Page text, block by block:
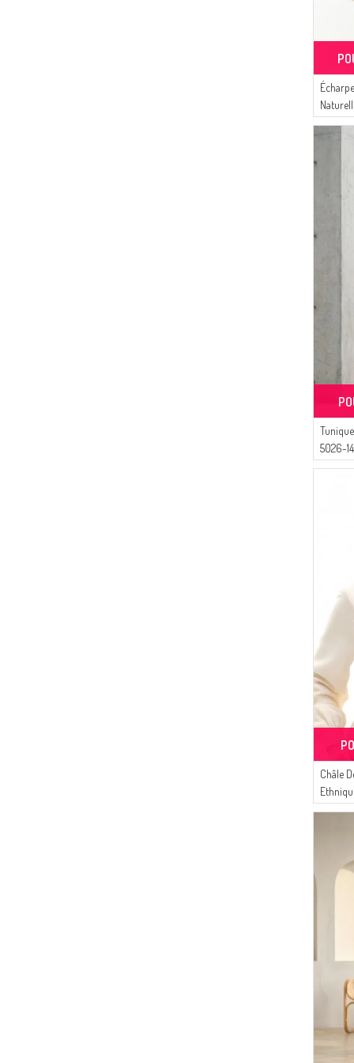
82016-
5026-
Châle
Vert